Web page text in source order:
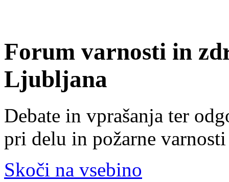
Forum varnosti in
Ljubljana
Debate in vprašanja ter
pri delu in požarne varnosti
Skoči na vsebino